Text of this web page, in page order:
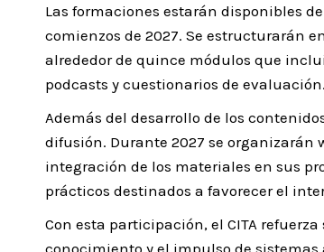
Las formaciones estarán disponibles
comienzos de 2027. Se estructurarán
alrededor de quince módulos que
podcasts y cuestionarios de evaluación.
Además del desarrollo de los
difusión. Durante 2027 se organizarán
integración de los materiales en sus
prácticos destinados a favorecer el
Con esta participación, el CITA
conocimiento y el impulso de sistemas